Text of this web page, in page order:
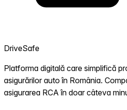
DriveSafe
Platforma digitală care simplifică
asigurărilor auto în România.
asigurarea RCA în doar câteva